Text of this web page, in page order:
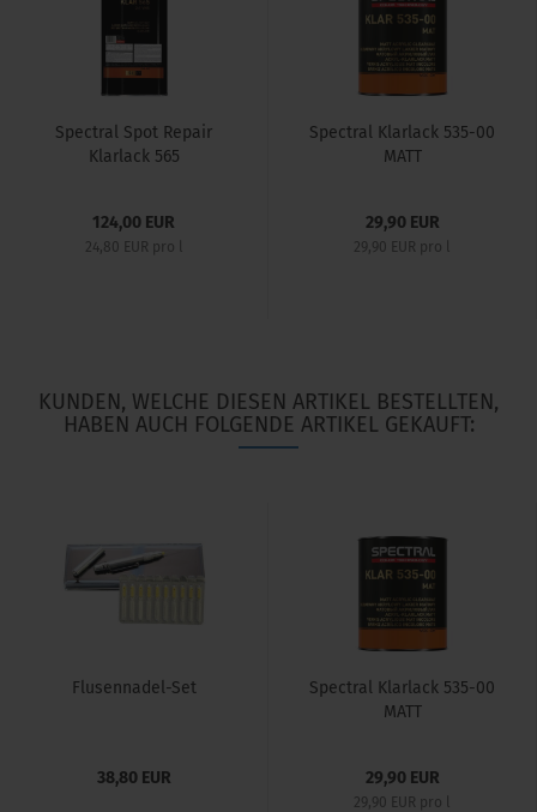
Spectral Spot Repair
Klarlack 565
124,00 EUR
24,80 EUR pro l
Spectral Klarlack 535-00
MATT
29,90 EUR
29,90 EUR pro l
KUNDEN, WELCHE DIESEN ARTIKEL BESTELLTEN,
HABEN AUCH FOLGENDE ARTIKEL GEKAUFT:
Flusennadel-Set
38,80 EUR
Spectral Klarlack 535-00
MATT
29,90 EUR
29,90 EUR pro l